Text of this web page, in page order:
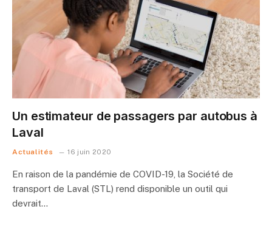
Un estimateur de passagers par autobus à
Laval
Actualités 16 juin 2020
En raison de la pandémie de COVID-19, la Société de
transport de Laval (STL) rend disponible un outil qui
devrait…